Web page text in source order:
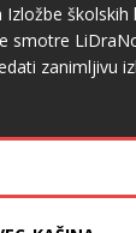
školskih
smotre
zanimljivu